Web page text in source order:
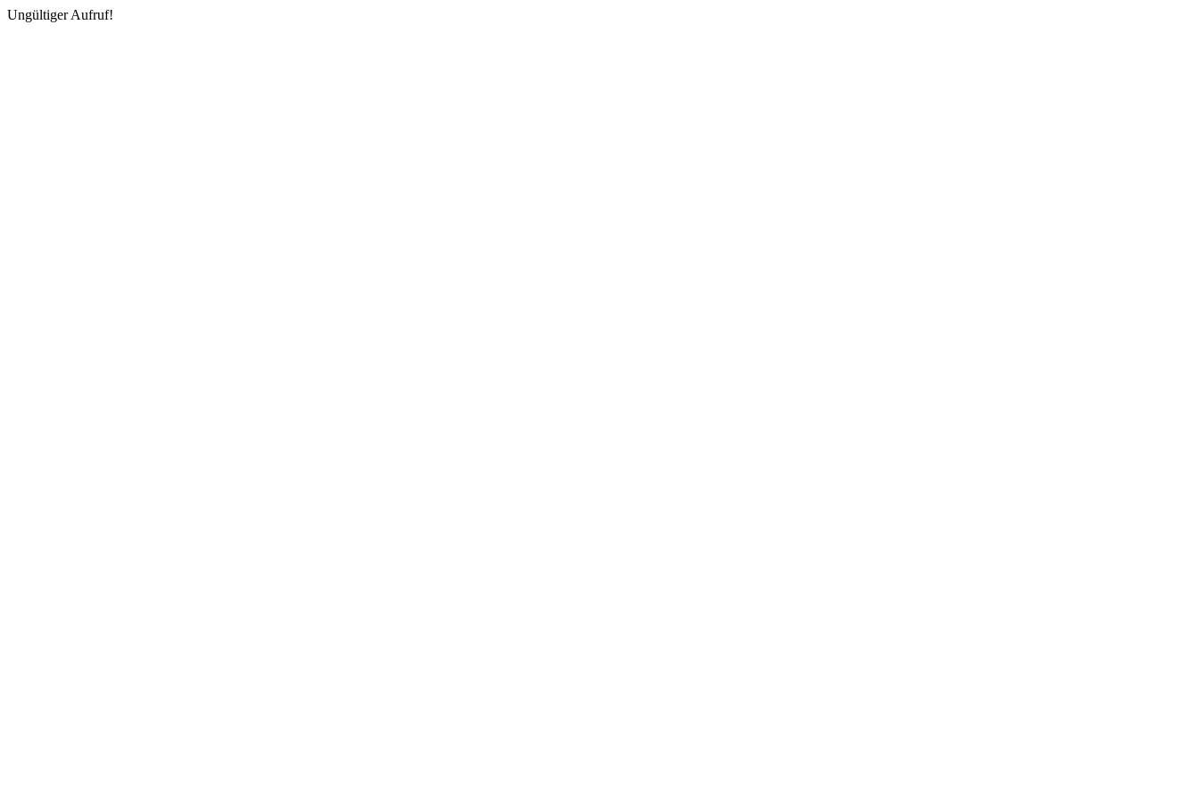
Ungültiger Aufruf!